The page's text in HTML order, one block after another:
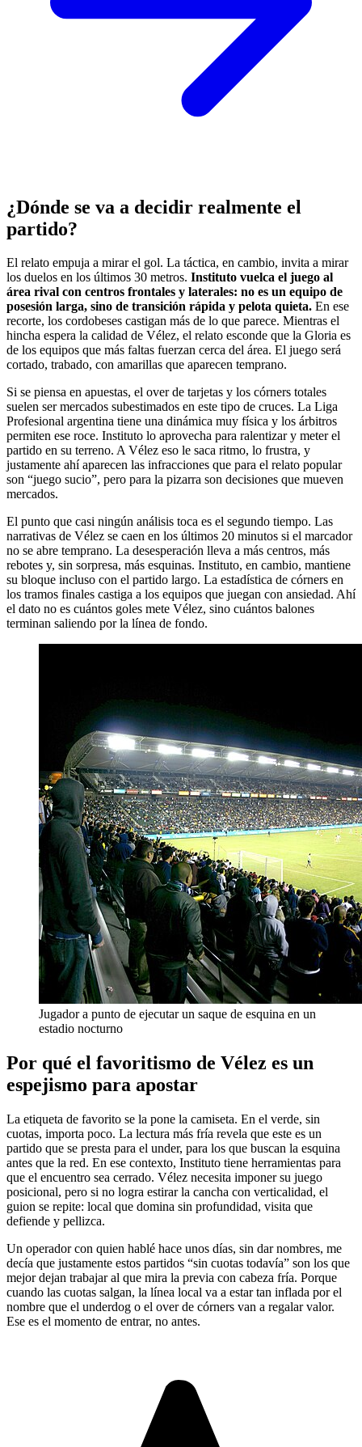
¿Dónde se va a decidir realmente el
partido?
El relato empuja a mirar el gol. La táctica, en cambio, invita a mirar
los duelos en los últimos 30 metros. Instituto vuelca el juego al
área rival con centros frontales y laterales: no es un equipo de
posesión larga, sino de transición rápida y pelota quieta. En ese
recorte, los cordobeses castigan más de lo que parece. Mientras el
hincha espera la calidad de Vélez, el relato esconde que la Gloria es
de los equipos que más faltas fuerzan cerca del área. El juego será
cortado, trabado, con amarillas que aparecen temprano.
Si se piensa en apuestas, el over de tarjetas y los córners totales
suelen ser mercados subestimados en este tipo de cruces. La Liga
Profesional argentina tiene una dinámica muy física y los árbitros
permiten ese roce. Instituto lo aprovecha para ralentizar y meter el
partido en su terreno. A Vélez eso le saca ritmo, lo frustra, y
justamente ahí aparecen las infracciones que para el relato popular
son “juego sucio”, pero para la pizarra son decisiones que mueven
mercados.
El punto que casi ningún análisis toca es el segundo tiempo. Las
narrativas de Vélez se caen en los últimos 20 minutos si el marcador
no se abre temprano. La desesperación lleva a más centros, más
rebotes y, sin sorpresa, más esquinas. Instituto, en cambio, mantiene
su bloque incluso con el partido largo. La estadística de córners en
los tramos finales castiga a los equipos que juegan con ansiedad. Ahí
el dato no es cuántos goles mete Vélez, sino cuántos balones
terminan saliendo por la línea de fondo.
Jugador a punto de ejecutar un saque de esquina en un
estadio nocturno
Por qué el favoritismo de Vélez es un
espejismo para apostar
La etiqueta de favorito se la pone la camiseta. En el verde, sin
cuotas, importa poco. La lectura más fría revela que este es un
partido que se presta para el under, para los que buscan la esquina
antes que la red. En ese contexto, Instituto tiene herramientas para
que el encuentro sea cerrado. Vélez necesita imponer su juego
posicional, pero si no logra estirar la cancha con verticalidad, el
guion se repite: local que domina sin profundidad, visita que
defiende y pellizca.
Un operador con quien hablé hace unos días, sin dar nombres, me
decía que justamente estos partidos “sin cuotas todavía” son los que
mejor dejan trabajar al que mira la previa con cabeza fría. Porque
cuando las cuotas salgan, la línea local va a estar tan inflada por el
nombre que el underdog o el over de córners van a regalar valor.
Ese es el momento de entrar, no antes.